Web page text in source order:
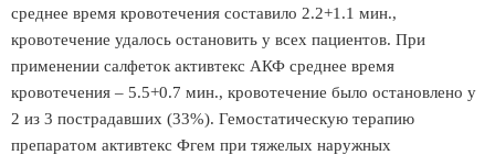
среднее время кровотечения составило 2.2+1.1 мин.,
кровотечение удалось остановить у всех пациентов. При
применении салфеток активтекс АКФ среднее время
кровотечения – 5.5+0.7 мин., кровотечение было остановлено у
2 из 3 пострадавших (33%). Гемостатическую терапию
препаратом активтекс Фгем при тяжелых наружных